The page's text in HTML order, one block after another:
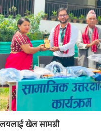
खेल सामग्री